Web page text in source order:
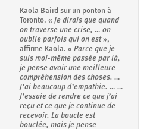
Kaola Baird sur un ponton à
Toronto. « Je dirais que quand
on traverse une crise, … on
oublie parfois qui on est»,
affirme Kaola. « Parce que je
suis moi-même passée par là,
je pense avoir une meilleure
compréhension des choses. …
J’ai beaucoup d’empathie. … …
J’essaie de rendre ce que j’ai
reçu et ce que je continue de
recevoir. La boucle est
bouclée, mais je pense